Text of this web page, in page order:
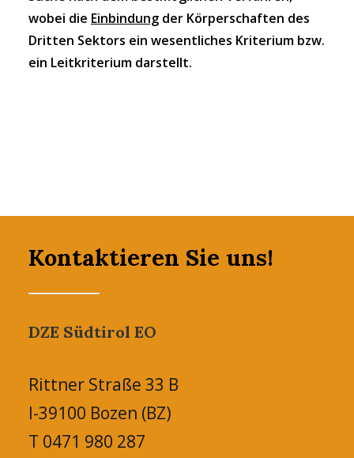
wobei die Einbindung der Körperschaften des
Dritten Sektors ein wesentliches Kriterium bzw.
ein Leitkriterium darstellt.
Kontaktieren Sie uns!
DZE Südtirol EO
Rittner Straße 33 B
I-39100 Bozen (BZ)
T 0471 980 287